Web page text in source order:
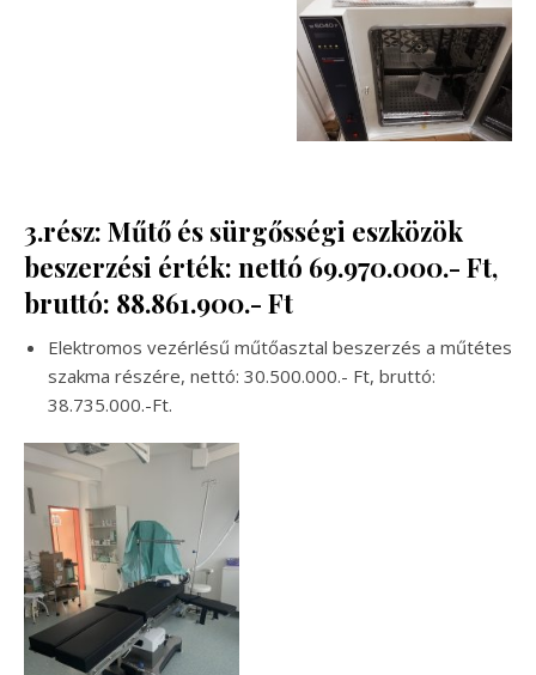
3.rész: Műtő és sürgősségi eszközök
beszerzési érték: nettó 69.970.000.- Ft,
bruttó: 88.861.900.- Ft
Elektromos vezérlésű műtőasztal beszerzés a műtétes
szakma részére, nettó: 30.500.000.- Ft, bruttó:
38.735.000.-Ft.